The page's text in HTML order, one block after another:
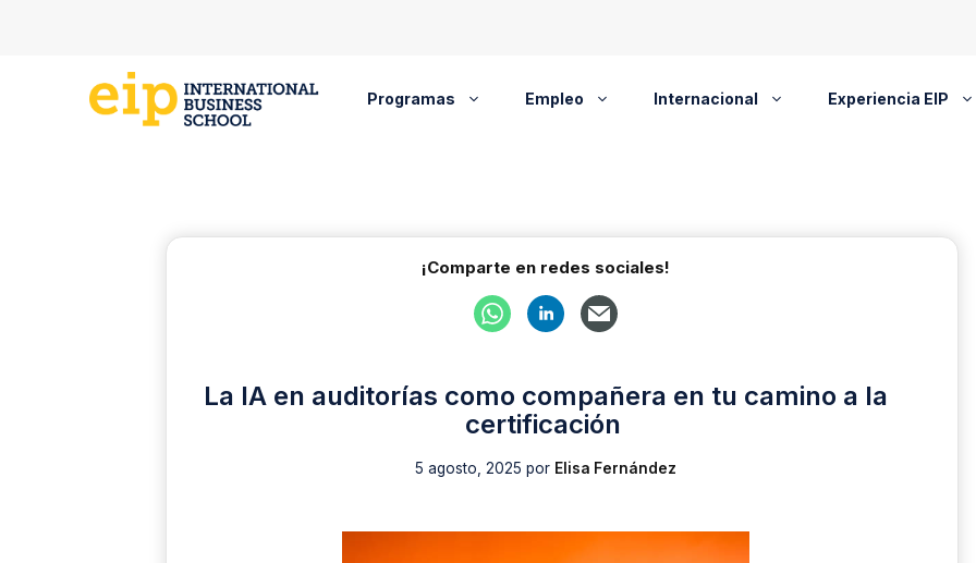
Programas Empleo Internacional Experiencia EIP
¡Comparte en redes sociales!
La IA en auditorías como compañera en tu camino a la
certificación
5 agosto, 2025 por Elisa Fernández